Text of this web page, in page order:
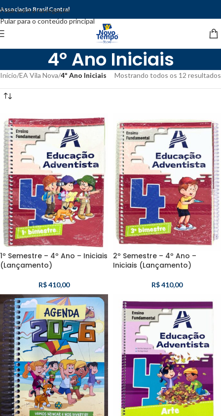
Pular para a navegação
Pular para o conteúdo principal
Associação Brasil Central
4º Ano Iniciais
Início/EA Vila Nova/4º Ano Iniciais Mostrando todos os 12 resultados
1º Semestre – 4º Ano – Iniciais
(Lançamento)
R$410,00
2º Semestre – 4º Ano –
Iniciais (Lançamento)
R$410,00